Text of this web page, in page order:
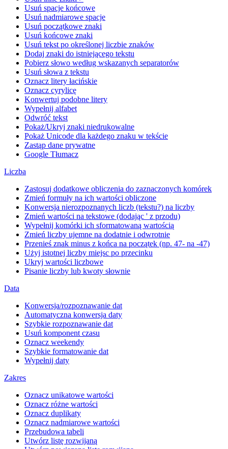
Usuń spacje końcowe
Usuń nadmiarowe spacje
Usuń początkowe znaki
Usuń końcowe znaki
Usuń tekst po określonej liczbie znaków
Dodaj znaki do istniejącego tekstu
Pobierz słowo według wskazanych separatorów
Usuń słowa z tekstu
Oznacz litery łacińskie
Oznacz cyrylicę
Konwertuj podobne litery
Wypełnij alfabet
Odwróć tekst
Pokaż/Ukryj znaki niedrukowalne
Pokaż Unicode dla każdego znaku w tekście
Zastąp dane prywatne
Google Tłumacz
Liczba
Zastosuj dodatkowe obliczenia do zaznaczonych komórek
Zmień formuły na ich wartości obliczone
Konwersja nierozpoznanych liczb (tekstu?) na liczby
Zmień wartości na tekstowe (dodając ' z przodu)
Wypełnij komórki ich sformatowaną wartością
Zmień liczby ujemne na dodatnie i odwrotnie
Przenieś znak minus z końca na początek (np. 47- na -47)
Użyj istotnej liczby miejsc po przecinku
Ukryj wartości liczbowe
Pisanie liczby lub kwoty słownie
Data
Konwersja/rozpoznawanie dat
Automatyczna konwersja daty
Szybkie rozpoznawanie dat
Usuń komponent czasu
Oznacz weekendy
Szybkie formatowanie dat
Wypełnij daty
Zakres
Oznacz unikatowe wartości
Oznacz różne wartości
Oznacz duplikaty
Oznacz nadmiarowe wartości
Przebudowa tabeli
Utwórz listę rozwijaną